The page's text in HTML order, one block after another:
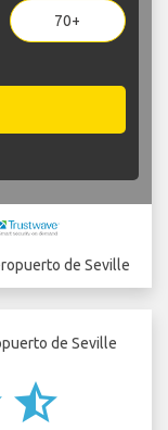
70+
star_half